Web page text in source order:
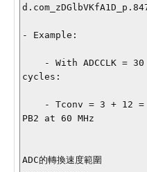
- Example:
cycles:
PB2 at 60 MHz
ADC的轉換速度範圍